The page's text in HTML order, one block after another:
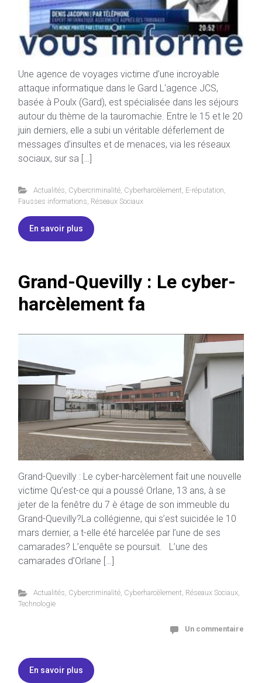
Une agence de voyages victime d’une incroyable
attaque informatique dans le Gard L‘agence JCS,
basée à Poulx (Gard), est spécialisée dans les séjours
autour du thème de la tauromachie. Entre le 15 et le 20
juin derniers, elle a subi un véritable déferlement de
messages d’insultes et de menaces, via les réseaux
sociaux, sur sa […]
Actualités Cybercriminalité, Cyberharcèlement E-réputation
Fausses informations Réseaux Sociaux
En savoir plus
Grand-Quevilly : Le cyber-
harcèlement fa
Grand-Quevilly : Le cyber-harcèlement fait une nouvelle
victime Qu’est-ce qui a poussé Orlane, 13 ans, à se
jeter de la fenêtre du 7 è étage de son immeuble du
Grand-Quevilly?La collégienne, qui s’est suicidée le 10
mars dernier, a t-elle été harcelée par l’une de ses
camarades? L’enquête se poursuit. L’une des
camarades d’Orlane […]
Actualités, Cybercriminalité, Cyberharcèlement, Réseaux Sociaux,
Technologie
Un commentaire
En savoir plus